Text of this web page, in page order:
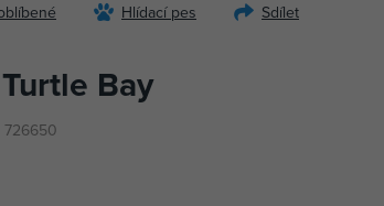
Hlídací pes Sdílet
Bay
726650